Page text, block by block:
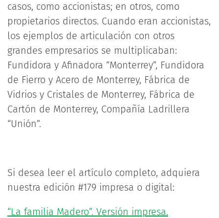
casos, como accionistas; en otros, como
propietarios directos. Cuando eran accionistas,
los ejemplos de articulación con otros
grandes empresarios se multiplicaban:
Fundidora y Afinadora “Monterrey”, Fundidora
de Fierro y Acero de Monterrey, Fábrica de
Vidrios y Cristales de Monterrey, Fábrica de
Cartón de Monterrey, Compañía Ladrillera
“Unión”.
Si desea leer el artículo completo, adquiera
nuestra edición #179 impresa o digital:
“La familia Madero”. Versión impresa.